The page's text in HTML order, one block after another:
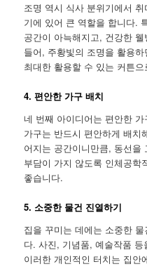
조명 역시 식사 분위기에서
기에 있어 큰 역할을 합니다.
공간이 아늑해지고, 건강한
들어, 주황빛의 조명을 활용
최대한 활용할 수 있는 커튼
4. 편안한 가구 배치
네 번째 아이디어는 편안한
가구는 반드시 편안하게 배치
어지는 공간이니만큼, 동선을
부담이 가지 않도록 인체공학
좋습니다.
5. 소중한 물건 진열하기
집을 꾸미는 데에는 소중한
다. 사진, 기념품, 예술작품
이러한 개인적인 터치는 집안